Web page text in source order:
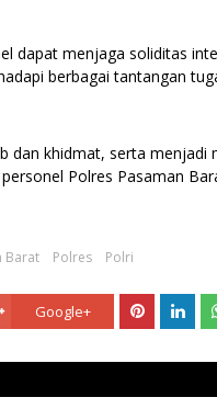
dapat menjaga soliditas
berbagai tantangan
dan khidmat, serta
Polres Pasaman
Barat Polres Polri
Google+